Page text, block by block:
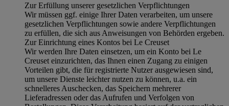
Zur Erfüllung unserer gesetzlichen Verpflichtungen
Wir müssen ggf. einige Ihrer Daten verarbeiten, um unsere
gesetzlichen Verpflichtungen sowie andere Verpflichtungen
zu erfüllen, die sich aus Anweisungen von Behörden ergeben.
Zur Einrichtung eines Kontos bei Le Creuset
Wir werden Ihre Daten einsetzen, um ein Konto bei Le
Creuset einzurichten, das Ihnen einen Zugang zu einigen
Vorteilen gibt, die für registrierte Nutzer ausgewiesen sind,
um unsere Dienste leichter nutzen zu können, u.a. ein
schnelleres Auschecken, das Speichern mehrerer
Lieferadressen oder das Aufrufen und Verfolgen von